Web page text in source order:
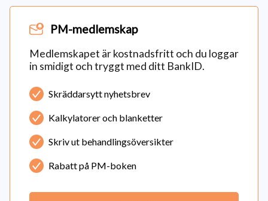
PM-medlemskap
Medlemskapet är kostnadsfritt och du loggar
in smidigt och tryggt med ditt BankID.
Skräddarsytt nyhetsbrev
Kalkylatorer och blanketter
Skriv ut behandlingsöversikter
Rabatt på PM-boken